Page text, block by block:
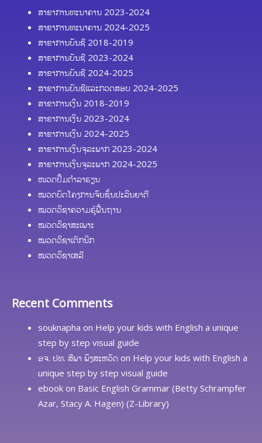
ສາຂາການທະນາຄານ 2023-2024
ສາຂາການທະນາຄານ 2024-2025
ສາຂາການບັນຊີ 2018-2019
ສາຂາການບັນຊີ 2023-2024
ສາຂາການບັນຊີ 2024-2025
ສາຂາການບັນຊີແລະກວດສອບ 2024-2025
ສາຂາການເງິນ 2018-2019
ສາຂາການເງິນ 2023-2024
ສາຂາການເງິນ 2024-2025
ສາຂາການເງິນຈຸລະພາກ 2023-2024
ສາຂາການເງິນຈຸລະພາກ 2024-2025
ໜວດປຶ້ມຕຳລາຮຽນ
ໝວດບົດໂຄງການຈົບຊັ້ນປະລິນຍາຕີ
ໝວດວິຊາຄວາມຮູ້ຟື້ນຖານ
ໝວດວິຊາສະເພາະ
ໝວດວິຊາເຕັກນິກ
ໝວດວິຊາເສລີ
Recent Comments
souknapha on Help your kids with English a unique
step by step visual guide
ອຈ. ປທ. ສີພາ ພົງສະຫວັດ on Help your kids with English a
unique step by step visual guide
ebook on Basic English Grammar (Betty Schrampfer
Azar, Stacy A. Hagen) (Z-Library)